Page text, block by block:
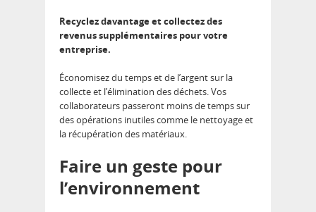
Recyclez davantage et collectez des
revenus supplémentaires pour votre
entreprise.
Économisez du temps et de l’argent sur la
collecte et l’élimination des déchets. Vos
collaborateurs passeront moins de temps sur
des opérations inutiles comme le nettoyage et
la récupération des matériaux.
Faire un geste pour
l’environnement